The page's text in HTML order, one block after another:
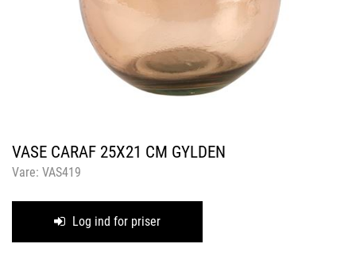
VASE CARAF 25X21 CM GYLDEN
Vare: VAS419
Log ind for priser